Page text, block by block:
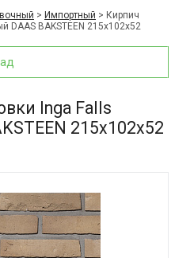
> Импортный > Кирпич
DAAS BAKSTEEN 215x102x52
Inga Falls
215x102x52